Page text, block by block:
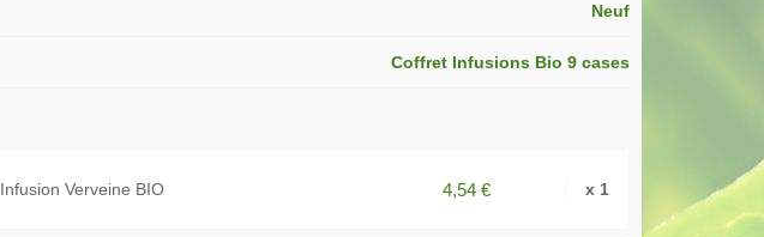
Neuf
Coffret Infusions Bio 9 cases
Infusion Verveine BIO 4,54 € x 1